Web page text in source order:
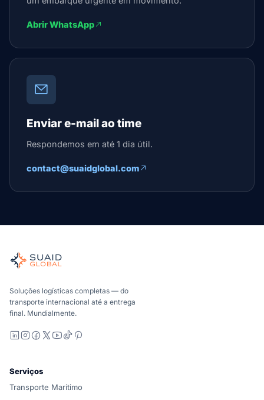
Abrir WhatsApp
Enviar e-mail ao time
Respondemos em até 1 dia útil.
contact@suaidglobal.com
Orquestrador de frete independente para oceano, ar,
Marítimo, aéreo e terrestre, comparados de forma
Soluções logísticas completas — do
transporte internacional até a entrega
final. Mundialmente.
LinkedIn
Instagram
Facebook
X YouTube
TikTok
Serviços
Transporte Marítimo